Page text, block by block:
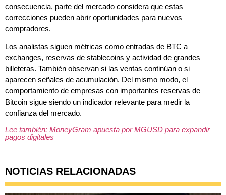
consecuencia, parte del mercado considera que estas
correcciones pueden abrir oportunidades para nuevos
compradores.
Los analistas siguen métricas como entradas de BTC a
exchanges, reservas de stablecoins y actividad de grandes
billeteras. También observan si las ventas continúan o si
aparecen señales de acumulación. Del mismo modo, el
comportamiento de empresas con importantes reservas de
Bitcoin sigue siendo un indicador relevante para medir la
confianza del mercado.
Lee también: MoneyGram apuesta por MGUSD para expandir
pagos digitales
NOTICIAS RELACIONADAS